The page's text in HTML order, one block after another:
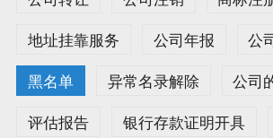
地址挂靠服务
公司年报
公
黑名单
异常名录解除
公司
评估报告
银行存款证明开具